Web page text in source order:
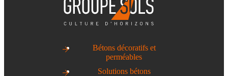
Bétons décoratifs et
perméables
Solutions bétons